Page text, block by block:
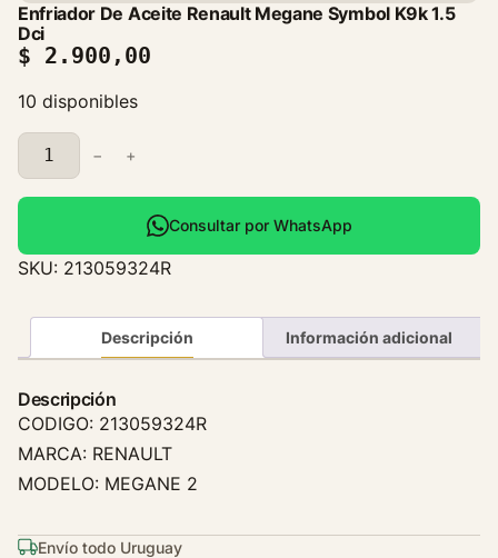
Enfriador De Aceite Renault Megane Symbol K9k 1.5
Dci
$ 2.900,00
10 disponibles
E
n
f
i
a
r
e
A
c
e
t
− +
Consultar por WhatsApp
SKU: 213059324R
Descripción Información adicional
Descripción
CODIGO: 213059324R
MARCA: RENAULT
MODELO: MEGANE 2
Envío todo Uruguay